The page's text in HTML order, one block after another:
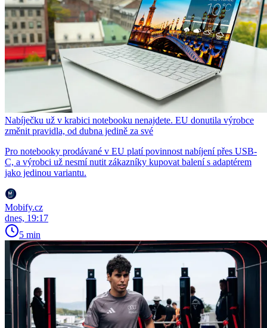
Nabíječku už v krabici notebooku nenajdete. EU donutila výrobce
změnit pravidla, od dubna jedině za své
Pro notebooky prodávané v EU platí povinnost nabíjení přes USB-
C, a výrobci už nesmí nutit zákazníky kupovat balení s adaptérem
jako jedinou variantu.
Mobify.cz
dnes, 19:17
5 min